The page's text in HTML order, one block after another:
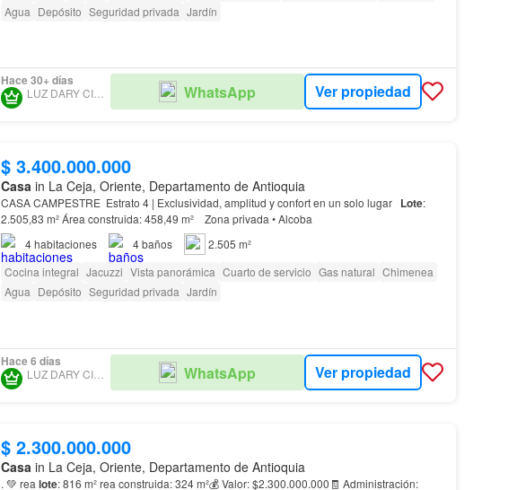
Agua Depósito Seguridad privada Jardín
Hace 30+ días
LUZ DARY CIRO LOPEZ WhatsApp Ver propiedad
$ 3.400.000.000
Casa in La Ceja, Oriente, Departamento de Antioquia
Lote:
2.505,83 m² Área construida: 458,49 m² Zona privada • Alcoba
4habitaciones 4baños
2.505 m²
Cocina integral Jacuzzi Vista panorámica Cuarto de servicio Gas natural Chimenea
Agua Depósito Seguridad privada Jardín
Hace 6 días
LUZ DARY CIRO LOPEZ WhatsApp Ver propiedad
$ 2.300.000.000
Casa in La Ceja, Oriente, Departamento de Antioquia
. 💚 rea lote: 816 m² rea construida: 324 m²💰 Valor: $2.300.000.000🧾 Administración: